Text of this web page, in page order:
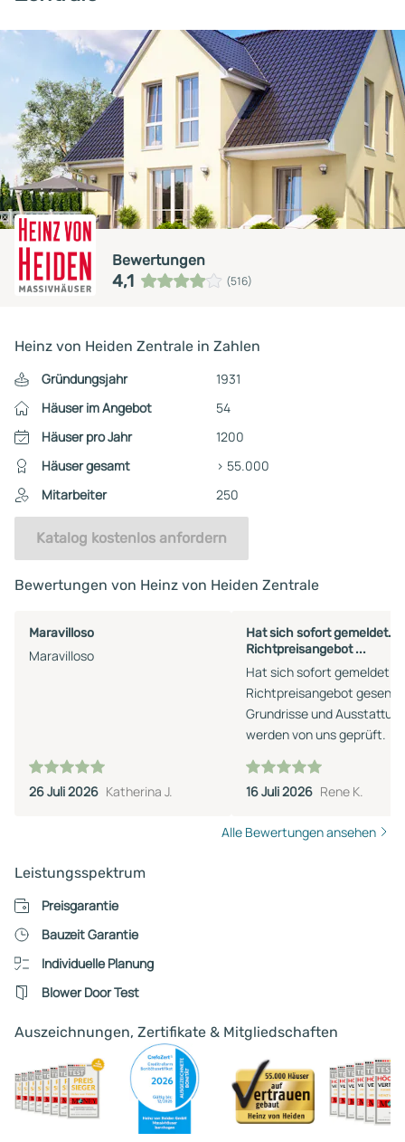
Bewertungen
4,1 (516)
Heinz von Heiden Zentrale in Zahlen
Gründungsjahr
1931
Häuser im Angebot
54
Häuser pro Jahr
1200
Häuser gesamt
> 55.000
Mitarbeiter
250
Katalog kostenlos anfordern
Bewertungen von Heinz von Heiden Zentrale
Maravilloso
Maravilloso
26 Juli 2026 Katherina J.
Hat sich sofort gemeldet.
Richtpreisangebot ...
Hat sich sofort gemeldet.
Richtpreisangebot
Grundrisse und
werden von uns geprüft.
16 Juli 2026 Rene K.
Alle Bewertungen ansehen
Leistungsspektrum
Preisgarantie
Bauzeit Garantie
Individuelle Planung
Blower Door Test
Auszeichnungen, Zertifikate & Mitgliedschaften